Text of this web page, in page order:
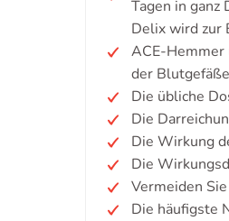
Tagen in ganz
Delix wird zur
ACE-Hemmer
der
Die übliche
Die
Die Wirkung
Die
Vermeiden
Die häufigste